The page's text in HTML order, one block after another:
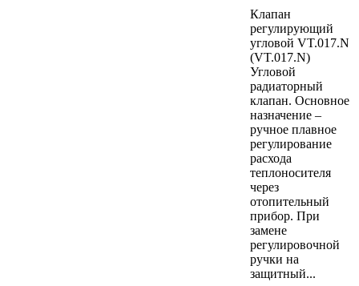
Клапан
регулирующий
угловой VT.017.N
(VT.017.N)
Угловой
радиаторный
клапан. Основное
назначение –
ручное плавное
регулирование
расхода
теплоносителя
через
отопительный
прибор. При
замене
регулировочной
ручки на
защитный...